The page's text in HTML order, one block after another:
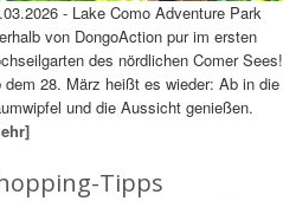
- Lake Como Adventure Park
von DongoAction pur im ersten
des nördlichen Comer Sees!
dem 28. März heißt es wieder: Ab in die
und die Aussicht genießen.
Tipps